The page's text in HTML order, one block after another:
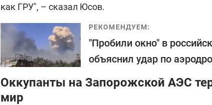
как ГРУ", – сказал Юсов.
РЕКОМЕНДУЕМ:
"Пробили окно" в
объяснил удар по
Оккупанты на Запорожской АЭС
мир